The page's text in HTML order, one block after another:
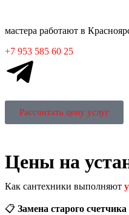
мастера работают в
+7 953 585 60 25
Рассчитать цену услуг
Цены на
Как сантехники выполняют
📋 Замена старого счетчика